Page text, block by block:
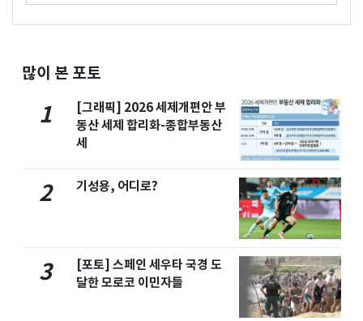
많이 본 포토
1
[그래픽] 2026 세제개편안 부
동산 세제 합리화-종합부동산
세
2 기성용, 어디로?
3
[포토] 스페인 세우타 국경 도
달한 모로코 이민자들